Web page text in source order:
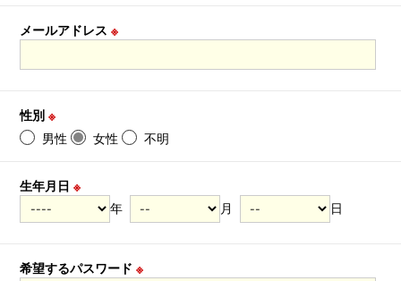
メールアドレス※
性別※
男性
女性 不明
生年月日※
年
月 日
希望するパスワード※